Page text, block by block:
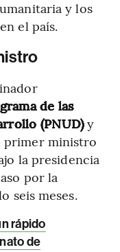
y los
el país.
de las
(PNUD)y
primer ministro
la presidencia
por la
seis meses.
rápido
de